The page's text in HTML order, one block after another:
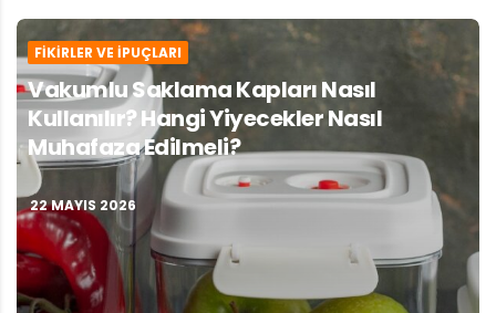
FIKIRLER VE İPUÇLARI
Vakumlu Saklama Kapları Nasıl
Kullanılır? Hangi Yiyecekler Nasıl
Muhafaza Edilmeli?
22 MAYIS 2026